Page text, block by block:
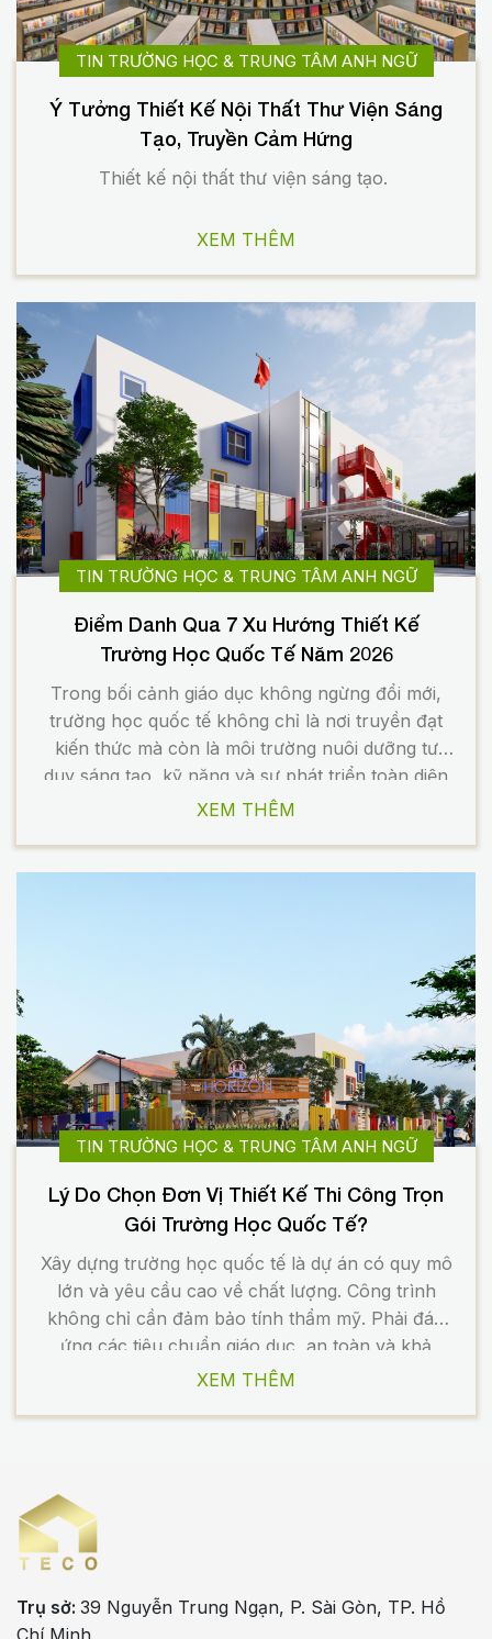
TIN TRƯỜNG HỌC & TRUNG TÂM ANH NGỮ
Ý Tưởng Thiết Kế Nội Thất Thư Viện Sáng
Tạo, Truyền Cảm Hứng
Thiết kế nội thất thư viện sáng tạo.
XEM THÊM
TIN TRƯỜNG HỌC & TRUNG TÂM ANH NGỮ
Điểm Danh Qua 7 Xu Hướng Thiết Kế
Trường Học Quốc Tế Năm 2026
Trong bối cảnh giáo dục không ngừng đổi mới,
trường học quốc tế không chỉ là nơi truyền đạt
kiến thức mà còn là môi trường nuôi dưỡng tư
duy sáng tạo, kỹ năng và sự phát triển toàn diện
của học sinh. Chính vì vậy, thiết kế trường học
XEM THÊM
TIN TRƯỜNG HỌC & TRUNG TÂM ANH NGỮ
Lý Do Chọn Đơn Vị Thiết Kế Thi Công Trọn
Gói Trường Học Quốc Tế?
Xây dựng trường học quốc tế là dự án có quy mô
lớn và yêu cầu cao về chất lượng. Công trình
không chỉ cần đảm bảo tính thẩm mỹ. Phải đáp
ứng các tiêu chuẩn giáo dục, an toàn và khả
năng vận hành lâu dài. Chính vì vậy, việc lựa
XEM THÊM
Trụ sở: 39 Nguyễn Trung Ngạn, P. Sài Gòn, TP. Hồ
Chí Minh